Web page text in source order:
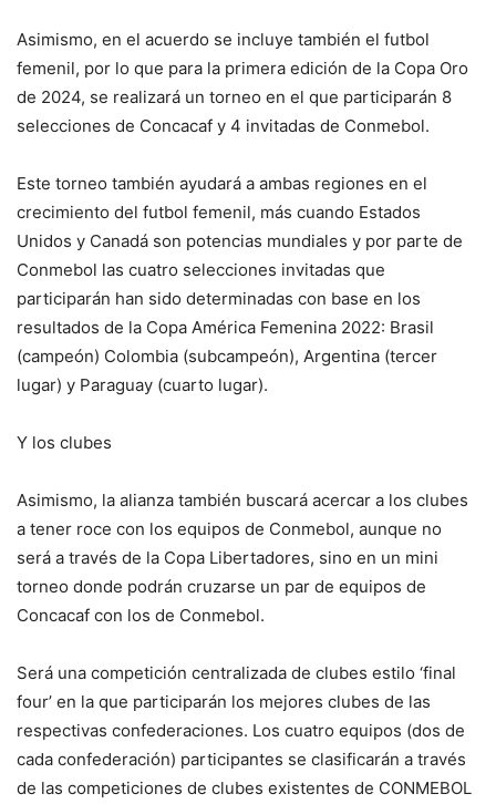
Asimismo, en el acuerdo se incluye también el futbol
femenil, por lo que para la primera edición de la Copa Oro
de 2024, se realizará un torneo en el que participarán 8
selecciones de Concacaf y 4 invitadas de Conmebol.
Este torneo también ayudará a ambas regiones en el
crecimiento del futbol femenil, más cuando Estados
Unidos y Canadá son potencias mundiales y por parte de
Conmebol las cuatro selecciones invitadas que
participarán han sido determinadas con base en los
resultados de la Copa América Femenina 2022: Brasil
(campeón) Colombia (subcampeón), Argentina (tercer
lugar) y Paraguay (cuarto lugar).
Y los clubes
Asimismo, la alianza también buscará acercar a los clubes
a tener roce con los equipos de Conmebol, aunque no
será a través de la Copa Libertadores, sino en un mini
torneo donde podrán cruzarse un par de equipos de
Concacaf con los de Conmebol.
Será una competición centralizada de clubes estilo ‘final
four’ en la que participarán los mejores clubes de las
respectivas confederaciones. Los cuatro equipos (dos de
cada confederación) participantes se clasificarán a través
de las competiciones de clubes existentes de CONMEBOL